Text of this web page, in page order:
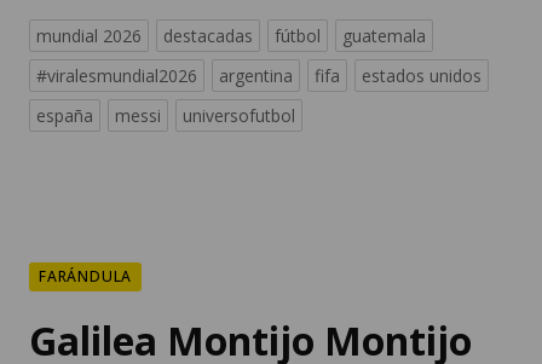
mundial 2026 destacadas fútbol
guatemala
#viralesmundial2026
argentina fifa
estados unidos
españa
messi universofutbol
FARÁNDULA
Galilea Montijo Montijo